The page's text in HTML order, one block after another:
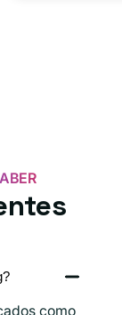
Android,
iPhone
15,
como